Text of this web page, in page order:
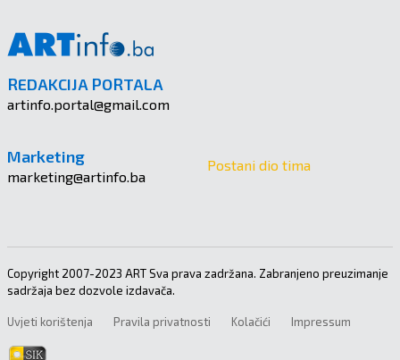
REDAKCIJA PORTALA
artinfo.portal@gmail.com
Marketing
marketing@artinfo.ba
Postani dio tima
Copyright 2007-2023 ART Sva prava zadržana. Zabranjeno preuzimanje
sadržaja bez dozvole izdavača.
Uvjeti korištenja Pravila privatnosti Kolačići Impressum